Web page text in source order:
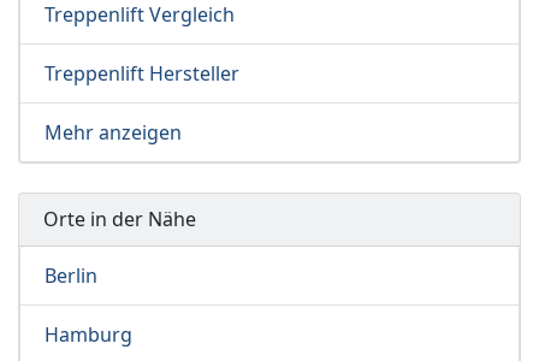
Treppenlift Vergleich
Treppenlift Hersteller
Mehr anzeigen
Orte in der Nähe
Berlin
Hamburg